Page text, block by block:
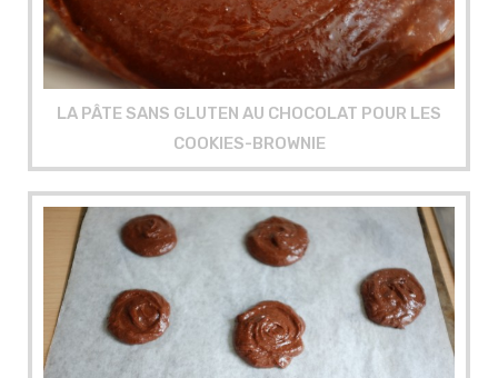
LA PÂTE SANS GLUTEN AU CHOCOLAT POUR LES
COOKIES-BROWNIE